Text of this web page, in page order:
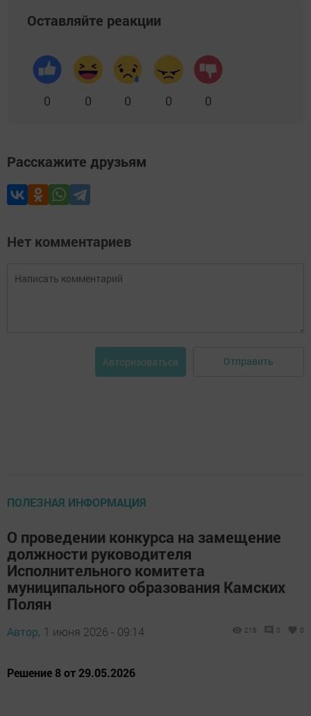
Оставляйте реакции
0 0 0 0 0
Расскажите друзьям
Нет комментариев
Авторизоваться Отправить
ПОЛЕЗНАЯ ИНФОРМАЦИЯ
О проведении конкурса на замещение
должности руководителя
Исполнительного комитета
муниципального образования Камских
Полян
Автор, 1 июня 2026 - 09:14 218 0 0
Решение 8 от 29.05.2026